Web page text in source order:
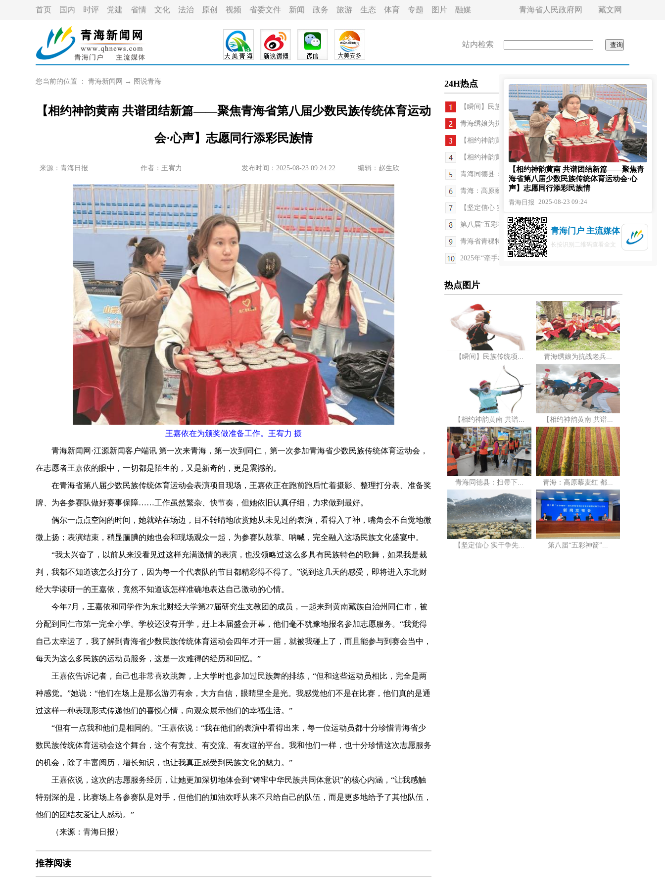
首页 国内 时评 党建 省情 文化 法治 原创 视频 省委文件 新闻 政务 旅游 生态 体育 专题 图片 融媒 青海省人民政府网 藏文网
站内检索
您当前的位置 ： 青海新闻网 → 图说青海
【相约神韵黄南 共谱团结新篇——聚焦青海省第八届少数民族传统体育运动
会·心声】志愿同行添彩民族情
来源：青海日报 作者： 王宥力 发布时间：2025-08-23 09:24:22 编辑：赵生欣
王嘉依在为颁奖做准备工作。王宥力 摄
青海新闻网·江源新闻客户端讯 第一次来青海，第一次到同仁，第一次参加青海省少数民族传统体育运动会，
在志愿者王嘉依的眼中，一切都是陌生的，又是新奇的，更是震撼的。
在青海省第八届少数民族传统体育运动会表演项目现场，王嘉依正在跑前跑后忙着摄影、整理打分表、准备奖
牌、为各参赛队做好赛事保障……工作虽然繁杂、快节奏，但她依旧认真仔细，力求做到最好。
偶尔一点点空闲的时间，她就站在场边，目不转睛地欣赏她从未见过的表演，看得入了神，嘴角会不自觉地微
微上扬；表演结束，稍显腼腆的她也会和现场观众一起，为参赛队鼓掌、呐喊，完全融入这场民族文化盛宴中。
“我太兴奋了，以前从来没看见过这样充满激情的表演，也没领略过这么多具有民族特色的歌舞，如果我是裁
判，我都不知道该怎么打分了，因为每一个代表队的节目都精彩得不得了。”说到这几天的感受，即将进入东北财
经大学读研一的王嘉依，竟然不知道该怎样准确地表达自己激动的心情。
今年7月，王嘉依和同学作为东北财经大学第27届研究生支教团的成员，一起来到黄南藏族自治州同仁市，被
分配到同仁市第一完全小学。学校还没有开学，赶上本届盛会开幕，他们毫不犹豫地报名参加志愿服务。“我觉得
自己太幸运了，我了解到青海省少数民族传统体育运动会四年才开一届，就被我碰上了，而且能参与到赛会当中，
每天为这么多民族的运动员服务，这是一次难得的经历和回忆。”
王嘉依告诉记者，自己也非常喜欢跳舞，上大学时也参加过民族舞的排练，“但和这些运动员相比，完全是两
种感觉。”她说：“他们在场上是那么游刃有余，大方自信，眼睛里全是光。我感觉他们不是在比赛，他们真的是通
过这样一种表现形式传递他们的喜悦心情，向观众展示他们的幸福生活。”
“但有一点我和他们是相同的。”王嘉依说：“我在他们的表演中看得出来，每一位运动员都十分珍惜青海省少
数民族传统体育运动会这个舞台，这个有竞技、有交流、有友谊的平台。我和他们一样，也十分珍惜这次志愿服务
的机会，除了丰富阅历，增长知识，也让我真正感受到民族文化的魅力。”
王嘉依说，这次的志愿服务经历，让她更加深切地体会到“铸牢中华民族共同体意识”的核心内涵，“让我感触
特别深的是，比赛场上各参赛队是对手，但他们的加油欢呼从来不只给自己的队伍，而是更多地给予了其他队伍，
他们的团结友爱让人感动。”
（来源：青海日报）
推荐阅读
24H热点
【瞬间】民族传统项目彰显魅力
青海绣娘为抗战老兵绣五星红旗
【相约神韵黄南 共谱团结新篇——聚焦青海省第八届...
【相约神韵黄南 共谱团结新篇——聚焦青海省第八届...
青海同德县：扫帚下的城市温情
青海：高原藜麦红 都兰产业兴
【坚定信心 实干争先】从牧场到餐桌——青海都兰县...
第八届“五彩神箭”国际射箭赛9月5日开幕
青海省青稞特色农业气象服务中心建设通过考核评审
2025年“牵手相伴 共同绽放”合源·青少年资助夏令...
热点图片
【瞬间】民族传统项... 青海绣娘为抗战老兵...
【相约神韵黄南 共谱... 【相约神韵黄南 共谱...
青海同德县：扫帚下... 青海：高原藜麦红 都...
【坚定信心 实干争先... 第八届“五彩神箭”...
【相约神韵黄南 共谱团结新篇——聚焦青
海省第八届少数民族传统体育运动会·心
声】志愿同行添彩民族情
青海日报 2025-08-23 09:24
青海门户 主流媒体
长按识别二维码查看全文